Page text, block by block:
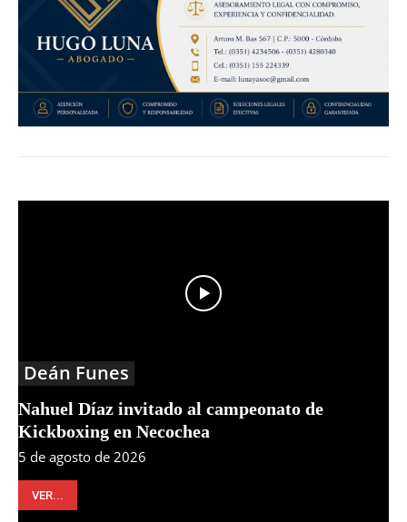
Deán Funes
Nahuel Díaz invitado al campeonato de
Kickboxing en Necochea
5 de agosto de 2026
VER...